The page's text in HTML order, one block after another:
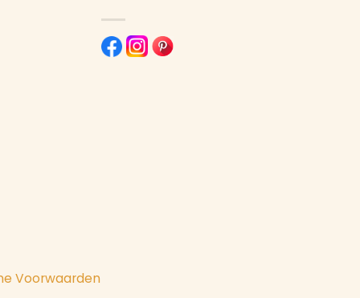
Voorwaarden